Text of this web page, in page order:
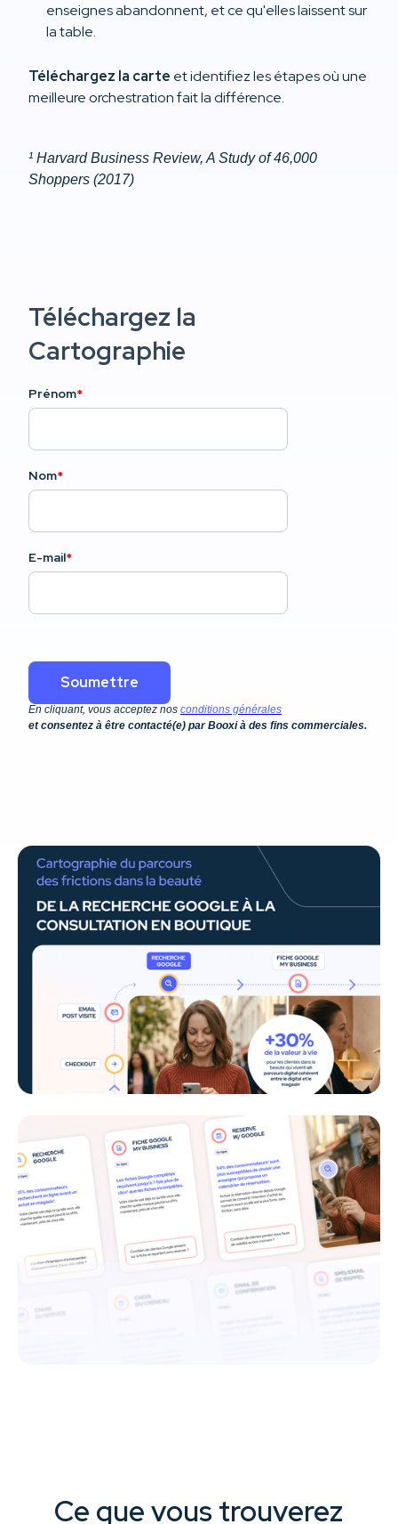
enseignes abandonnent, et ce qu'elles laissent sur
la table.
Téléchargez la carte et identifiez les étapes où une
meilleure orchestration fait la différence.
¹ Harvard Business Review, A Study of 46,000
Shoppers (2017)
En cliquant, vous acceptez nos conditions générales
et consentez à être contacté(e) par Booxi à des fins commerciales.
Ce que vous trouverez